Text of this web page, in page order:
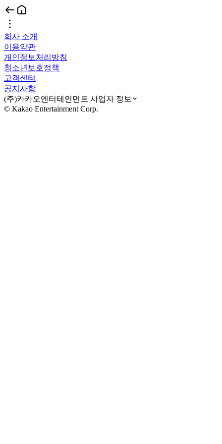
회사 소개
이용약관
개인정보처리방침
청소년보호정책
고객센터
공지사항
(주)카카오엔터테인먼트 사업자 정보
© Kakao Entertainment Corp.